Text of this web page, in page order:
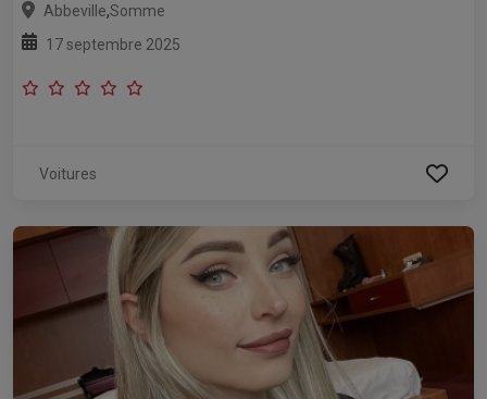
Abbeville,Somme
17 septembre 2025
Voitures